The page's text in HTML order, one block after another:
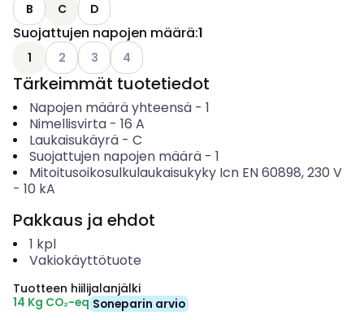
B C D
Suojattujen napojen määrä:1
1 Katso käytettävissä olevat vaihtoehdot
2 Katso käytettävissä olevat vaihtoehdot
3 Katso käytettävissä olevat vaihtoehdot
4
Tärkeimmät tuotetiedot
Napojen määrä yhteensä- 1
Nimellisvirta- 16 A
Laukaisukäyrä- C
Suojattujen napojen määrä- 1
Mitoitusoikosulkulaukaisukyky Icn EN 60898, 230 V
- 10 kA
Pakkaus ja ehdot
1 kpl
Vakiokäyttötuote
Tuotteen hiilijalanjälki
14 Kg CO₂-eq Soneparin arvio